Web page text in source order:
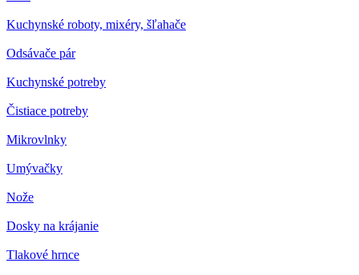
Kuchynské roboty, mixéry, šľahače
Odsávače pár
Kuchynské potreby
Čistiace potreby
Mikrovlnky
Umývačky
Nože
Dosky na krájanie
Tlakové hrnce